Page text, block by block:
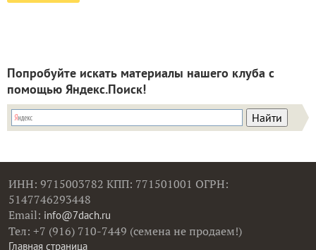
Попробуйте искать материалы нашего клуба с
помощью Яндекс.Поиск!
ИНН: 9715003782 КПП: 771501001 ОГРН:
5147746293448
Email: info@7dach.ru
Тел: +7 (916) 710-7449 (семена не продаем!)
Главная страница